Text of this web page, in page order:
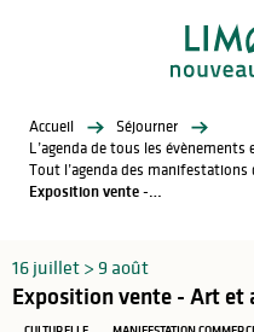
Accueil
Séjourner
L’agenda de tous les évènements
Tout l’agenda des
Exposition vente - Art et artisanat
16 juillet > 9 août
Exposition vente - Art et